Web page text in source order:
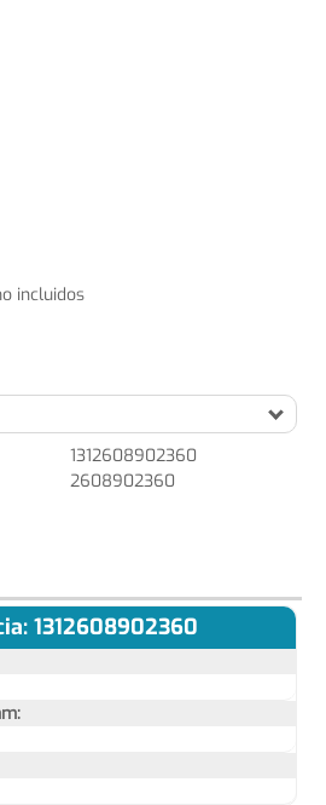
incluidos
1312608902360
2608902360
1312608902360